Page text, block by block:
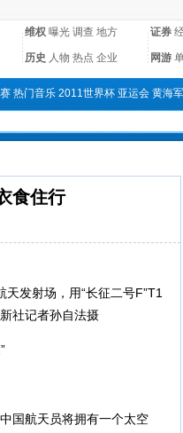
维权 曝光 调查 地方 证券
历史 人物 热点 企业 网游
热门音乐 2011世界杯 亚运会 黄海
食住行
发射场，用“长征二号F”T1
社记者孙自法摄
国航天员将拥有一个太空